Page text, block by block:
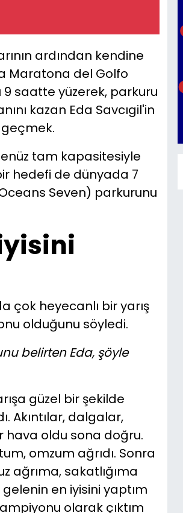
ardından kendine
Maratona del Golfo
9 saatte yüzerek, parkuru
kazan Eda Savcıgil'in
geçmek.
tam kapasitesiyle
hedefi de dünyada 7
Seven) parkurunu
çok heyecanlı bir yarış
olduğunu söyledi.
belirten Eda, şöyle
güzel bir şekilde
Akıntılar, dalgalar,
hava oldu sona doğru.
omzum ağrıdı. Sonra
ağrıma, sakatlığıma
en iyisini yaptım
olarak çıktım